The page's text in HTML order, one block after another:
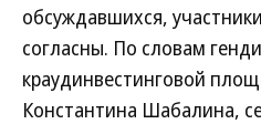
обсуждавшихся,
согласны. По словам
краудинвестинговой
Константина Шабалина,